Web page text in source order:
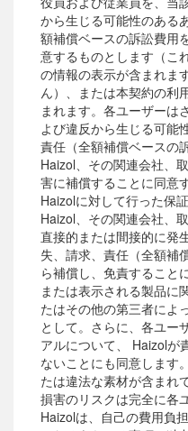
から生じる可能性のある
額補償ベースの訴訟費用
意するものとします（こ
の情報の表示が含まれま
ん）、または本契約の利
まれます。各ユーザーは
よび違反から生じる可能
責任（全額補償ベースの
Haizol、その関連会社、
害に補償することに同意
Haizolに対して行った保
Haizol、その関連会社、
直接的または間接的に発
失、請求、責任（全額補
ら補償し、免責すること
または表示される製品に
たはその他の第三者によ
として。さらに、各ユー
アルについて、 Haizolが
ないことにも同意します
たは違法な素材が含まれ
損害のリスクは完全に各
Haizolは、自己の費用負